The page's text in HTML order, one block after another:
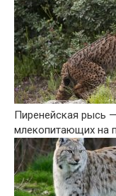
Пиренейская рысь
млекопитающих на